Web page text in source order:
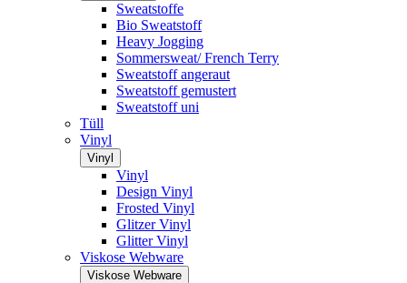
Sweatstoffe
Bio Sweatstoff
Heavy Jogging
Sommersweat/ French Terry
Sweatstoff angeraut
Sweatstoff gemustert
Sweatstoff uni
Tüll
Vinyl
Vinyl
Vinyl
Design Vinyl
Frosted Vinyl
Glitzer Vinyl
Glitter Vinyl
Viskose Webware
Viskose Webware